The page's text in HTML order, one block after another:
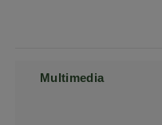
Multimedia